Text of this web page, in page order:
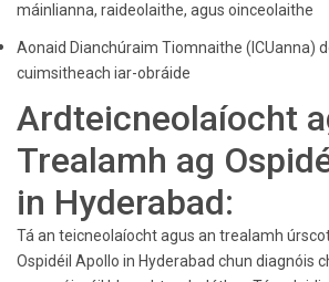
máinlianna, raideolaithe, agus oinceolaithe
Aonaid Dianchúraim Tiomnaithe (ICUanna)
cuimsitheach iar-obráide
Ardteicneolaíocht
Trealamh ag
in Hyderabad:
Tá an teicneolaíocht agus an trealamh
Ospidéil Apollo in Hyderabad chun diagnóis